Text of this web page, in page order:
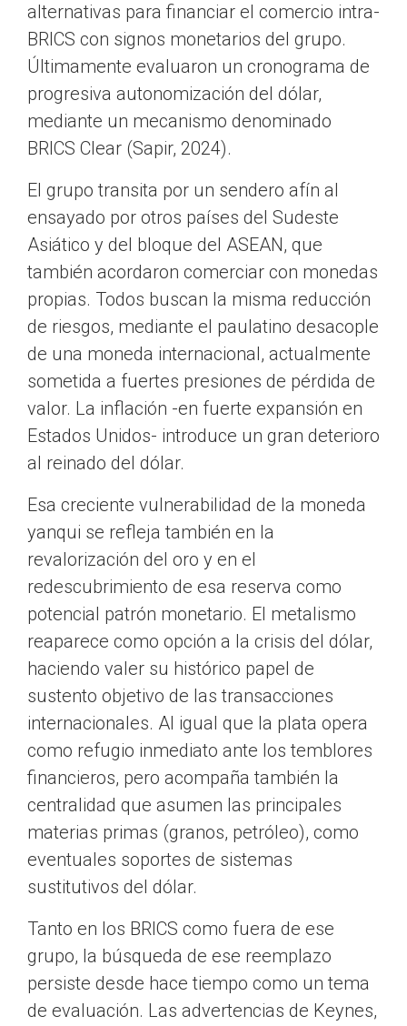
alternativas para financiar el comercio intra-
BRICS con signos monetarios del grupo.
Últimamente evaluaron un cronograma de
progresiva autonomización del dólar,
mediante un mecanismo denominado
BRICS Clear (Sapir, 2024).
El grupo transita por un sendero afín al
ensayado por otros países del Sudeste
Asiático y del bloque del ASEAN, que
también acordaron comerciar con monedas
propias. Todos buscan la misma reducción
de riesgos, mediante el paulatino desacople
de una moneda internacional, actualmente
sometida a fuertes presiones de pérdida de
valor. La inflación -en fuerte expansión en
Estados Unidos- introduce un gran deterioro
al reinado del dólar.
Esa creciente vulnerabilidad de la moneda
yanqui se refleja también en la
revalorización del oro y en el
redescubrimiento de esa reserva como
potencial patrón monetario. El metalismo
reaparece como opción a la crisis del dólar,
haciendo valer su histórico papel de
sustento objetivo de las transacciones
internacionales. Al igual que la plata opera
como refugio inmediato ante los temblores
financieros, pero acompaña también la
centralidad que asumen las principales
materias primas (granos, petróleo), como
eventuales soportes de sistemas
sustitutivos del dólar.
Tanto en los BRICS como fuera de ese
grupo, la búsqueda de ese reemplazo
persiste desde hace tiempo como un tema
de evaluación. Las advertencias de Keynes,